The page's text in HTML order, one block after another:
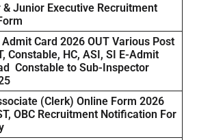
Junior Executive Recruitment
Card 2026 OUT Various Post
Constable, HC, ASI, SI E-Admit
Constable to Sub-Inspector
(Clerk) Online Form 2026
OBC Recruitment Notification For